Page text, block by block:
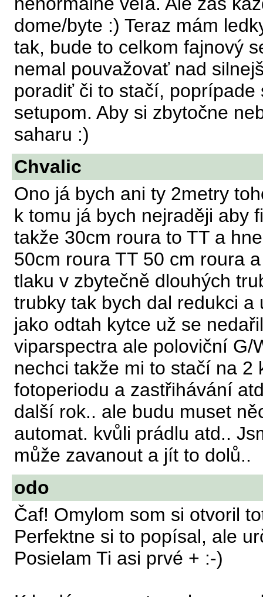
dome/byte :) Teraz mám
tak, bude to celkom fajnový
nemal pouvažovať nad
poradiť či to stačí,
setupom. Aby si zbytočne
saharu :)
Chvalic
Ono já bych ani ty 2metry
k tomu já bych nejraději aby
takže 30cm roura to TT a
50cm roura TT 50 cm roura
tlaku v zbytečně dlouhých
trubky tak bych dal redukci
jako odtah kytce už se
viparspectra ale poloviční G/
nechci takže mi to stačí na 2
fotoperiodu a zastřihávání
další rok.. ale budu muset
automat. kvůli prádlu atd..
může zavanout a jít to dolů..
odo
Čaf! Omylom som si otvoril
Perfektne si to popísal, ale
Posielam Ti asi prvé + :-)